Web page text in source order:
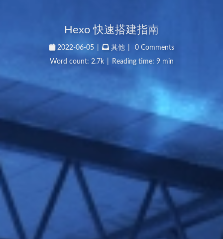
Hexo 快速搭建指南
2022-06-05 其他
0 Comments
Word count: 2.7k Reading time: 9 min